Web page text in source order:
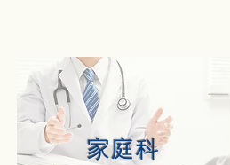
家庭科